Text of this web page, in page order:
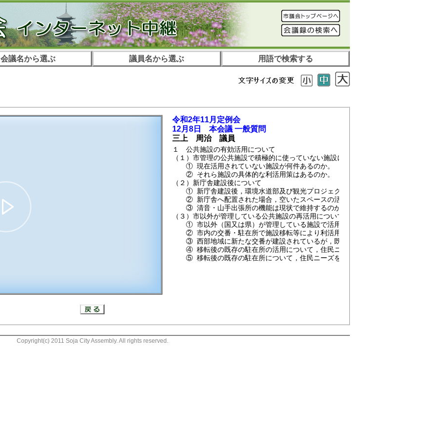
会議名から選ぶ 議員名から選ぶ 用語で検索する
令和2年11月定例会
12月8日 本会議 一般質問
三上 周治 議員
１ 公共施設の有効活用について
（１）市管理の公共施設で積極的に使っていない施設について
① 現在活用されていない施設が何件あるのか。
② それら施設の具体的な利活用策はあるのか。
（２）新庁舎建設後について
① 新庁舎建設後，環境水道部及び観光プロジェクト課の配置はどうか。
② 新庁舎へ配置された場合，空いたスペースの活用はどうか。
③ 清音・山手出張所の機能は現状で維持するのか。
（３）市以外が管理している公共施設の再活用について
① 市以外（国又は県）が管理している施設で活用されていない施設がある
② 市内の交番・駐在所で施設移転等により利活用された例はあるのか。
③ 西部地域に新たな交番が建設されているが，既存の駐在所の活用方法は
④ 移転後の既存の駐在所の活用について，住民ニーズを把握しているか。
⑤ 移転後の既存の駐在所について，住民ニーズを踏まえて，その活用につ
Copyright(c) 2011 Soja City Assembly. All rights reserved.